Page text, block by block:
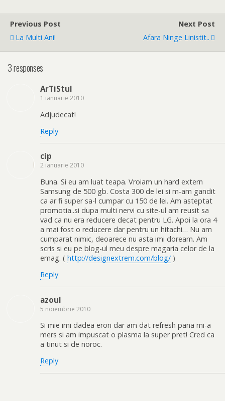
Previous Post
La Multi Ani!
Next Post
Afara Ninge Linistit..
3 responses
ArTiStul
1 ianuarie 2010
Adjudecat!
Reply
cip
2 ianuarie 2010
Buna. Si eu am luat teapa. Vroiam un hard extern
Samsung de 500 gb. Costa 300 de lei si m-am gandit
ca ar fi super sa-l cumpar cu 150 de lei. Am asteptat
promotia..si dupa multi nervi cu site-ul am reusit sa
vad ca nu era reducere decat pentru LG. Apoi la ora 4
a mai fost o reducere dar pentru un hitachi… Nu am
cumparat nimic, deoarece nu asta imi doream. Am
scris si eu pe blog-ul meu despre magaria celor de la
emag. ( http://designextrem.com/blog/ )
Reply
azoul
5 noiembrie 2010
Si mie imi dadea erori dar am dat refresh pana mi-a
mers si am impuscat o plasma la super pret! Cred ca
a tinut si de noroc.
Reply